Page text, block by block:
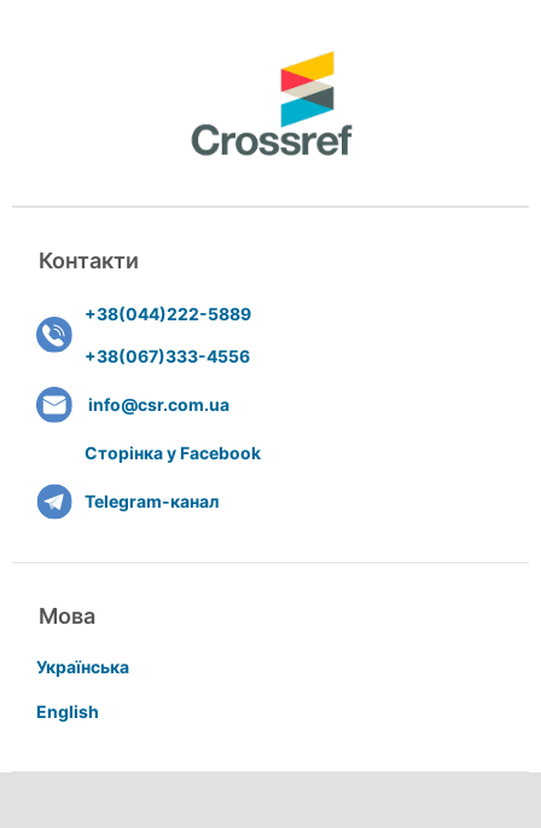
Контакти
+38(044)222-5889
+38(067)333-4556
info@csr.com.ua
Сторінка у Facebook
Telegram-канал
Мова
Українська
English